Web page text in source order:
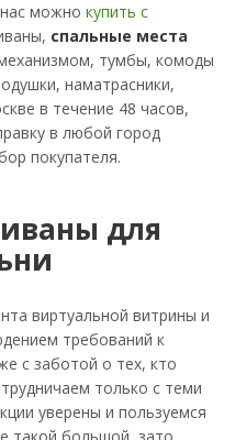
можно купить с
спальные места
тумбы, комоды
наматрасники,
в течение 48 часов,
в любой город
покупателя.
для
виртуальной витрины и
требований к
с заботой о тех, кто
только с теми
уверены и пользуемся